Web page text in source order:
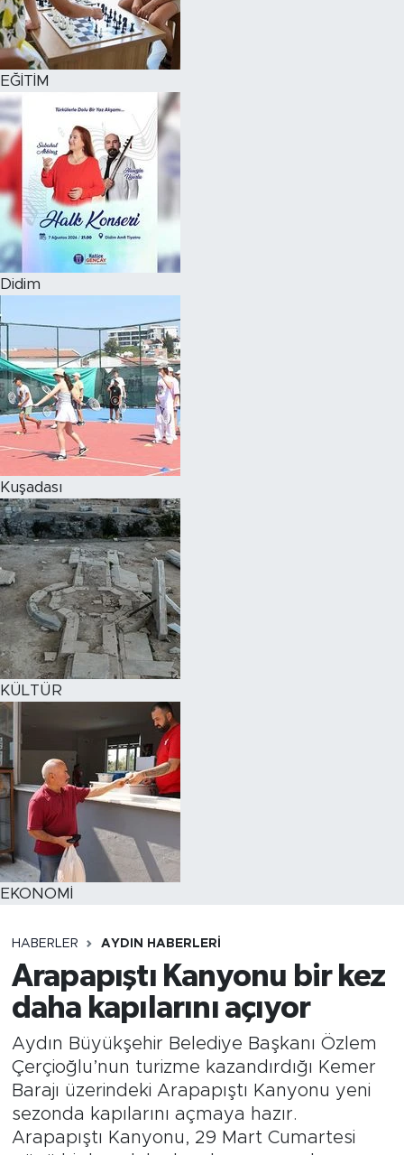
EĞİTİM
Didim
Kuşadası
KÜLTÜR
EKONOMİ
HABERLER AYDIN HABERLERI
Arapapıştı Kanyonu bir kez
daha kapılarını açıyor
Aydın Büyükşehir Belediye Başkanı Özlem
Çerçioğlu’nun turizme kazandırdığı Kemer
Barajı üzerindeki Arapapıştı Kanyonu yeni
sezonda kapılarını açmaya hazır.
Arapapıştı Kanyonu, 29 Mart Cumartesi